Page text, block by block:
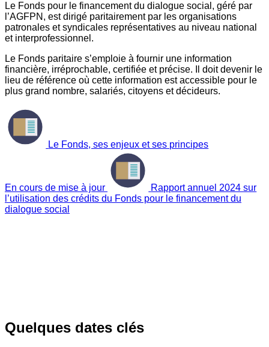
Le Fonds pour le financement du dialogue social, géré par
l’AGFPN, est dirigé paritairement par les organisations
patronales et syndicales représentatives au niveau national
et interprofessionnel.
Le Fonds paritaire s’emploie à fournir une information
financière, irréprochable, certifiée et précise. Il doit devenir le
lieu de référence où cette information est accessible pour le
plus grand nombre, salariés, citoyens et décideurs.
Le Fonds, ses enjeux et ses principes
En cours de mise à jour
Rapport annuel 2024 sur
l’utilisation des crédits du Fonds pour le financement du
dialogue social
Quelques dates clés